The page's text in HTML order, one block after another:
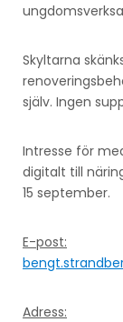
Skyltarna
själv. Ingen
Intresse för
digitalt till
15 september.
E-post:
Adress: